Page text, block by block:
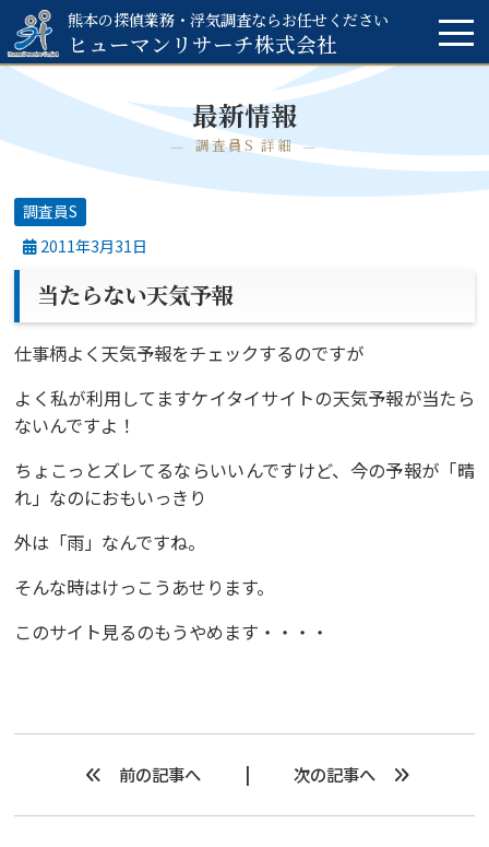
熊本の探偵業務・浮気調査ならお任せください
ヒューマンリサーチ株式会社
最新情報
調査員S 詳細
調査員S
2011年3月31日
当たらない天気予報
仕事柄よく天気予報をチェックするのですが
よく私が利用してますケイタイサイトの天気予報が当たら
ないんですよ！
ちょこっとズレてるならいいんですけど、今の予報が「晴
れ」なのにおもいっきり
外は「雨」なんですね。
そんな時はけっこうあせります。
このサイト見るのもうやめます・・・・
前の記事へ 次の記事へ